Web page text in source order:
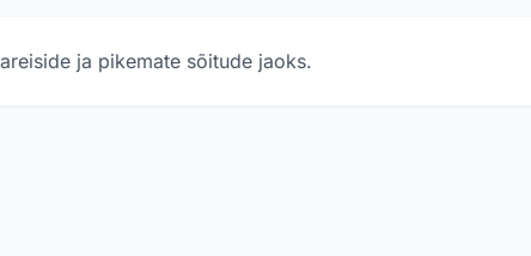
ja pikemate sõitude jaoks.